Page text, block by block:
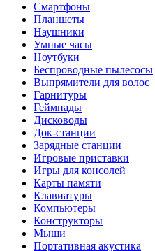
Смартфоны
Планшеты
Наушники
Умные часы
Ноутбуки
Беспроводные пылесосы
Выпрямители для волос
Гарнитуры
Геймпады
Дисководы
Док-станции
Зарядные станции
Игровые приставки
Игры для консолей
Карты памяти
Клавиатуры
Компьютеры
Конструкторы
Мыши
Портативная акустика